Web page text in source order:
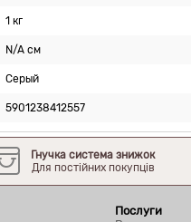
1 кг
N/A см
Серый
5901238412557
Гнучка система знижок
Для постійних покупців
Послуги